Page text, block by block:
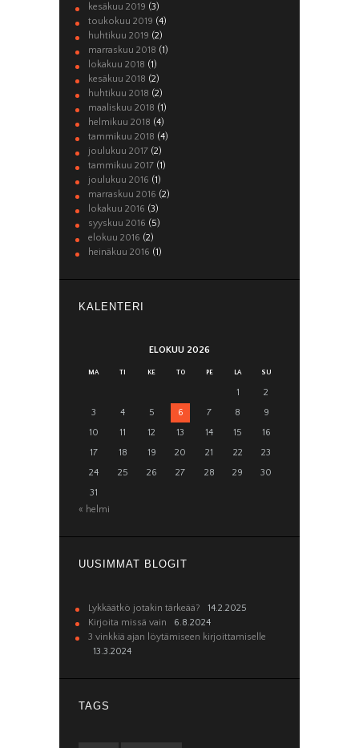
kesäkuu 2019 (3)
toukokuu 2019 (4)
huhtikuu 2019 (2)
marraskuu 2018 (1)
lokakuu 2018 (1)
kesäkuu 2018 (2)
huhtikuu 2018 (2)
maaliskuu 2018 (1)
helmikuu 2018 (4)
tammikuu 2018 (4)
joulukuu 2017 (2)
tammikuu 2017 (1)
joulukuu 2016 (1)
marraskuu 2016 (2)
lokakuu 2016 (3)
syyskuu 2016 (5)
elokuu 2016 (2)
heinäkuu 2016 (1)
KALENTERI
ELOKUU 2026
MA TI KE TO PE LA SU
1
2
3
4 5 6 7 8
9
10
11 12 13 14 15
16
17
18 19 20 21 22
23
24
25 26 27 28 29
30
31
« helmi
UUSIMMAT BLOGIT
Lykkäätkö jotakin tärkeää?
14.2.2025
Kirjoita missä vain
6.8.2024
3 vinkkiä ajan löytämiseen kirjoittamiselle
13.3.2024
TAGS